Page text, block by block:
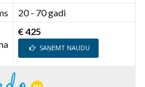
20 - 70 gadi
€ 425
SAŅEMT NAUDU